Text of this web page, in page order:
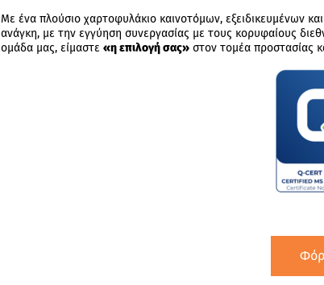
Με ένα πλούσιο χαρτοφυλάκιο καινοτόμων, εξειδικευμένων
ανάγκη, με την εγγύηση συνεργασίας με τους κορυφαίους
ομάδα μας, είμαστε «η επιλογή σας» στον τομέα προστασίας